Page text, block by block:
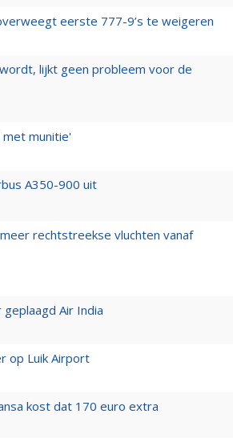
eerste 777-9’s te weigeren
lijkt geen probleem voor de
met munitie'
A350-900 uit
rechtstreekse vluchten vanaf
Air India
op Luik Airport
kost dat 170 euro extra